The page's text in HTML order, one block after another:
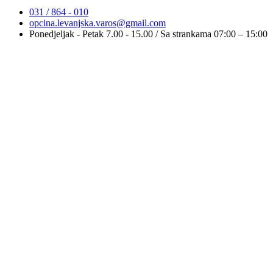
031 / 864 - 010
opcina.levanjska.varos@gmail.com
Ponedjeljak - Petak 7.00 - 15.00 / Sa strankama 07:00 – 15:00